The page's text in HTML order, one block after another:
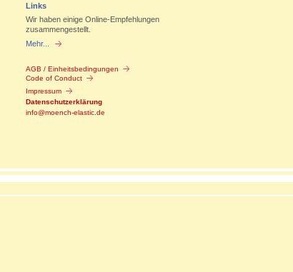
Impressum
Datenschutzerklärung
Links
Wir haben einige Online-Empfehlungen
zusammengestellt.
Mehr...
AGB / Einheitsbedingungen
Code of Conduct
info@moench-elastic.de